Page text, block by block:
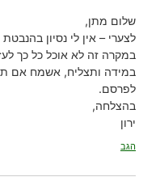
שלום מתן,
לצערי – אין לי נסיון
במקרה זה לא אוכל כל כך
במידה ותצליח, אשמח אם
לפרסם.
בהצלחה,
ירון
הגב